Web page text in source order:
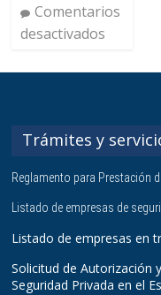
Comentarios
desactivados
Trámites y
Reglamento para Prestación
Listado de empresas de
Listado de empresas en
Solicitud de Autorización
Seguridad Privada en el